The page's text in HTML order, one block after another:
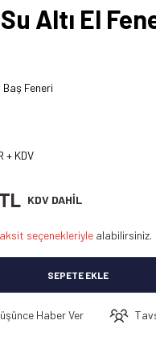
Altı El
Baş Feneri
+ KDV
KDV DAHİL
seçenekleriyle alabilirsiniz.
SEPETE EKLE
Haber Ver